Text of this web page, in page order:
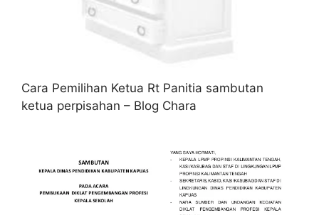
Cara Pemilihan Ketua Rt Panitia sambutan
ketua perpisahan – Blog Chara